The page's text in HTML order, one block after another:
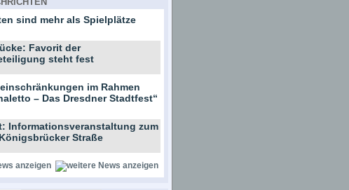
sind mehr als Spielplätze
Favorit der
steht fest
im Rahmen
– Das Dresdner Stadtfest“
Informationsveranstaltung zum
Straße
anzeigen